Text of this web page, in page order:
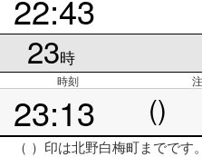
22:43
23時
時刻
23:13 ()
（ ）印は北野白梅町までで